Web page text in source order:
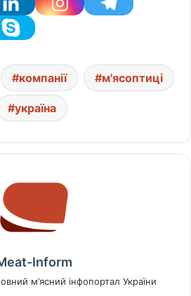
компанії м'ясоптиці
україна
Inform
м’ясний інфопортал України